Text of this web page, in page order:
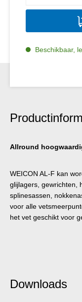
Beschikbaar,
Allround
WEICON AL-F kan
glijlagers, gewrichten,
splinesassen,
voor alle
het vet geschikt voor
Downloads